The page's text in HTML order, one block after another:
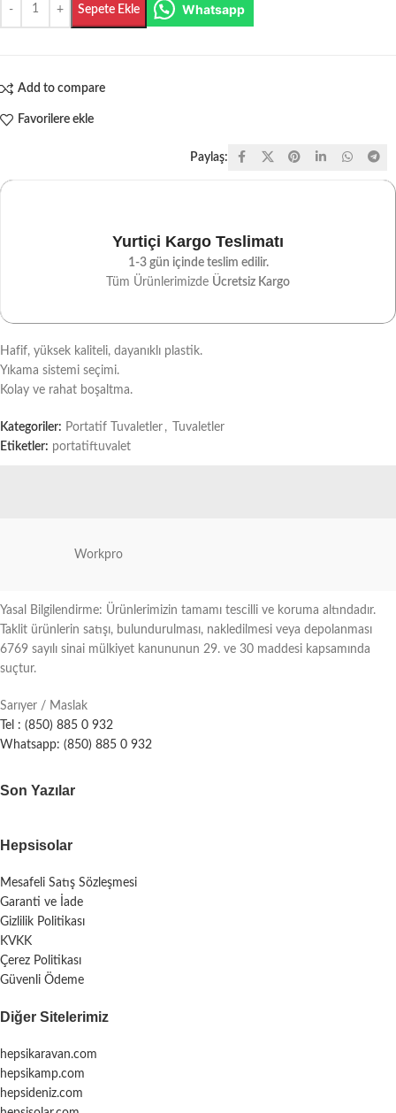
Sepete Ekle Whatsapp
Add to compare
Favorilere ekle
Paylaş:
Yurtiçi Kargo Teslimatı
1-3 gün içinde teslim edilir.
Tüm Ürünlerimizde Ücretsiz Kargo
Hafif, yüksek kaliteli, dayanıklı plastik.
Yıkama sistemi seçimi.
Kolay ve rahat boşaltma.
Kategoriler: Portatif Tuvaletler ,
Tuvaletler
Etiketler: portatiftuvalet
Workpro
Yasal Bilgilendirme: Ürünlerimizin tamamı tescilli ve koruma altındadır.
Taklit ürünlerin satışı, bulundurulması, nakledilmesi veya depolanması
6769 sayılı sinai mülkiyet kanununun 29. ve 30 maddesi kapsamında
suçtur.
Sarıyer / Maslak
Tel : (850) 885 0 932
Whatsapp: (850) 885 0 932
Son Yazılar
Hepsisolar
Mesafeli Satış Sözleşmesi
Garanti ve İade
Gizlilik Politikası
KVKK
Çerez Politikası
Güvenli Ödeme
Diğer Sitelerimiz
hepsikaravan.com
hepsikamp.com
hepsideniz.com